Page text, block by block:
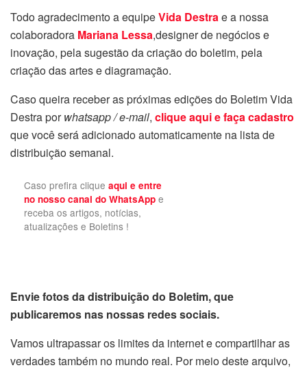
Todo agradecimento a equipeVida Destrae a nossa
colaboradora Mariana Lessa,designer de negócios e
inovação, pela sugestão da criação do boletim, pela
criação das artes e diagramação.
Caso queira receber as próximas edições do Boletim Vida
Destra porwhatsapp / e-mail, clique aqui e faça cadastro
que você será adicionado automaticamente na lista de
distribuição semanal.
Caso prefira clique aqui e entre
no nosso canal do WhatsApp e
receba os artigos, notícias,
atualizações e Boletins !
Envie fotos da distribuição do Boletim, que
publicaremos nas nossas redes sociais.
Vamos ultrapassar os limites da internet e compartilhar as
verdades também no mundo real. Por meio deste arquivo,